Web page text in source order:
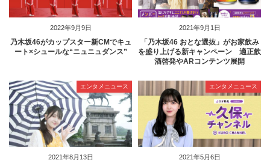
2022年9月9日
乃木坂46がカップスター新CMでキュ
ート×シュールな“ニュニュダンス”
2021年9月1日
「乃木坂46 おとな選抜」がお家飲み
を盛り上げる新キャンペーン 適正飲
酒啓発やARコンテンツ展開
2021年8月13日
エンタメニュース
2021年5月6日
エンタメニュース